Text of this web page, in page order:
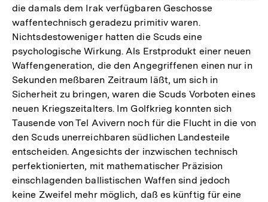
die damals dem Irak verfügbaren Geschosse
waffentechnisch geradezu primitiv waren.
Nichtsdestoweniger hatten die Scuds eine
psychologische Wirkung. Als Erstprodukt einer neuen
Waffengeneration, die den Angegriffenen einen nur in
Sekunden meßbaren Zeitraum läßt, um sich in
Sicherheit zu bringen, waren die Scuds Vorboten eines
neuen Kriegszeitalters. Im Golfkrieg konnten sich
Tausende von Tel Avivern noch für die Flucht in die von
den Scuds unerreichbaren südlichen Landesteile
entscheiden. Angesichts der inzwischen technisch
perfektionierten, mit mathematischer Präzision
einschlagenden ballistischen Waffen sind jedoch
keine Zweifel mehr möglich, daß es künftig für eine